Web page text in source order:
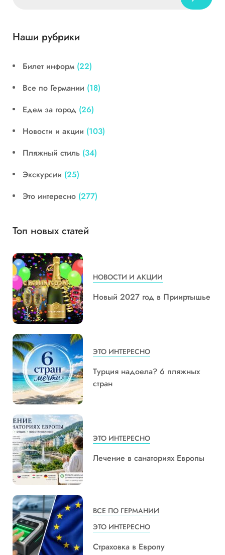
Наши рубрики
Билет информ (22)
Все по Германии (18)
Едем за город (26)
Новости и акции (103)
Пляжный стиль (34)
Экскурсии (25)
Это интересно (277)
Топ новых статей
НОВОСТИ И АКЦИИ
Новый 2027 год в Прииртышье
ЭТО ИНТЕРЕСНО
Турция надоела? 6 пляжных
стран
ЭТО ИНТЕРЕСНО
Лечение в санаториях Европы
ВСЕ ПО ГЕРМАНИИ
ЭТО ИНТЕРЕСНО
Страховка в Европу